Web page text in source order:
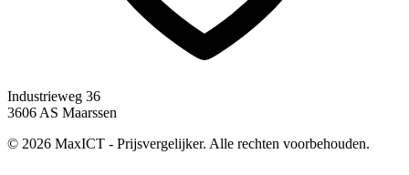
Industrieweg 36
3606 AS Maarssen
© 2026 MaxICT - Prijsvergelijker. Alle rechten voorbehouden.